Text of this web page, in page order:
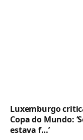
Luxemburgo
Copa do Mundo:
estava f…’